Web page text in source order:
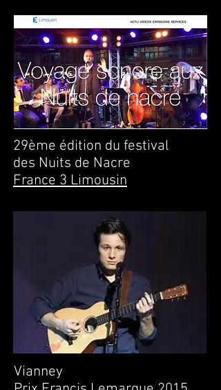
29ème édition du festival
des Nuits de Nacre
France 3 Limousin
Vianney